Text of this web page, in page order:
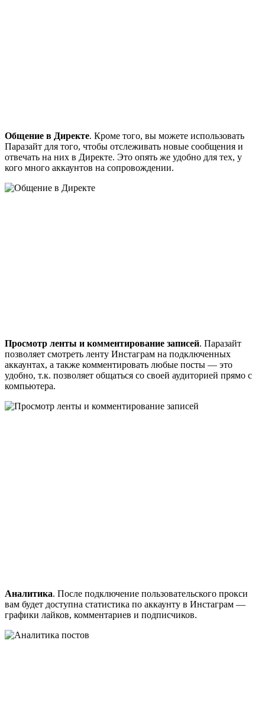
Общение в Директе. Кроме того, вы можете использовать
Паразайт для того, чтобы отслеживать новые сообщения и
отвечать на них в Директе. Это опять же удобно для тех, у
кого много аккаунтов на сопровождении.
Просмотр ленты и комментирование записей. Паразайт
позволяет смотреть ленту Инстаграм на подключенных
аккаунтах, а также комментировать любые посты — это
удобно, т.к. позволяет общаться со своей аудиторией прямо с
компьютера.
Аналитика. После подключение пользовательского прокси
вам будет доступна статистика по аккаунту в Инстаграм —
графики лайков, комментариев и подписчиков.